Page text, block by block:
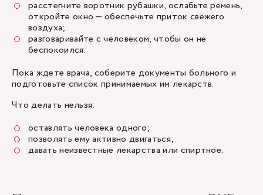
расстегните воротник рубашки, ослабьте ремень,
откройте окно — обеспечьте приток свежего
воздуха;
разговаривайте с человеком, чтобы он не
беспокоился.
Пока ждете врача, соберите документы больного и
подготовьте список принимаемых им лекарств.
Что делать нельзя:
оставлять человека одного;
позволять ему активно двигаться;
давать неизвестные лекарства или спиртное.